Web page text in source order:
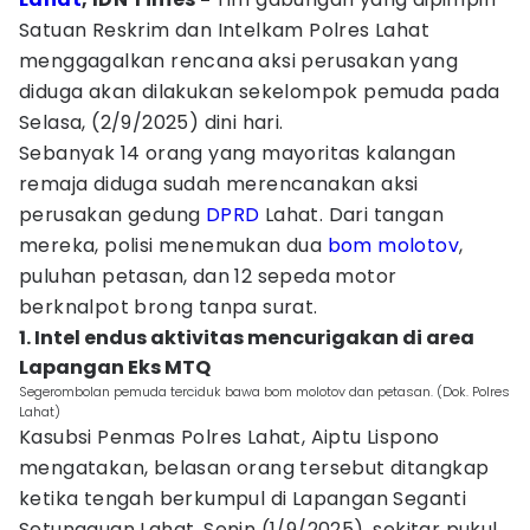
Satuan Reskrim dan Intelkam Polres Lahat
menggagalkan rencana aksi perusakan yang
diduga akan dilakukan sekelompok pemuda pada
Selasa, (2/9/2025) dini hari.
Sebanyak 14 orang yang mayoritas kalangan
remaja diduga sudah merencanakan aksi
perusakan gedung DPRD Lahat. Dari tangan
mereka, polisi menemukan dua bom molotov,
puluhan petasan, dan 12 sepeda motor
berknalpot brong tanpa surat.
1. Intel endus aktivitas mencurigakan di area
Lapangan Eks MTQ
Segerombolan pemuda terciduk bawa bom molotov dan petasan. (Dok. Polres
Lahat)
Kasubsi Penmas Polres Lahat, Aiptu Lispono
mengatakan, belasan orang tersebut ditangkap
ketika tengah berkumpul di Lapangan Seganti